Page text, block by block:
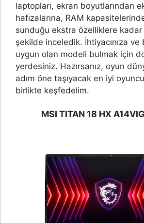
laptopları, ekran boyutlarından
hafızalarına, RAM
sunduğu ekstra özelliklere kadar
şekilde inceledik. İhtiyacınıza
uygun olan modeli bulmak için
yerdesiniz. Hazırsanız, oyun
adım öne taşıyacak en iyi
birlikte keşfedelim.
MSI TITAN 18 HX